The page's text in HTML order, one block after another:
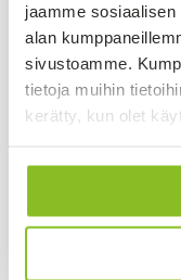
jaamme
alan
sivustoamme.
tietoja muihin
kerätty, kun olet
Tuulilasin
kameran
Mitä
Jyväskylän
ja